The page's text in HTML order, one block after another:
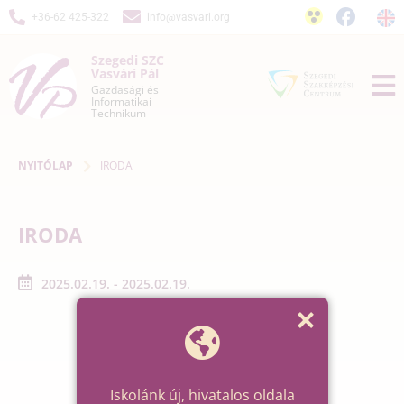
+36-62 425-322 info@vasvari.org
Szegedi SZC
Vasvári Pál
Gazdasági és
Informatikai
Technikum
NYITÓLAP IRODA
IRODA
2025.02.19. - 2025.02.19.
Iskolánk új, hivatalos oldala